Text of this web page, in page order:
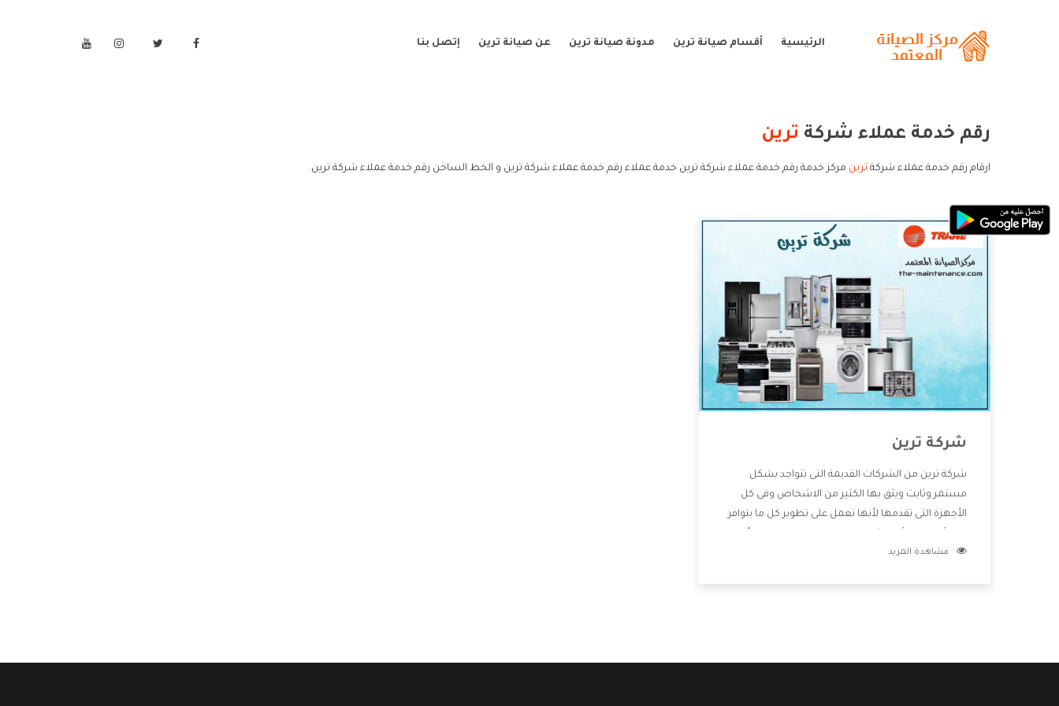
الرئيسية أقسام صيانة ترين مدونة صيانة ترين عن صيانة ترين إتصل بنا
رقم خدمة عملاء شركة ترين
ارقام رقم خدمة عملاء شركة ترين مركز خدمة رقم خدمة عملاء شركة ترين خدمة عملاء رقم خدمة عملاء شركة ترين و الخط الساخن رقم خدمة عملاء شركة ترين.
شركة ترين
شركة ترين من الشركات القديمة التى تتواجد بشكل
مستمر وثابت ويثق بها الكثير من الاشخاص وفى كل
الأجهزة التى تقدمها لأنها تعمل على تطوير كل ما يتوافر
خدمات ما بعد البيع مع المنتجات وتقدم للعملاء أقوى
مشاهدة المزيد